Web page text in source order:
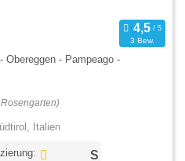
3 Bew.
Obereggen - Pampeago -
Italien